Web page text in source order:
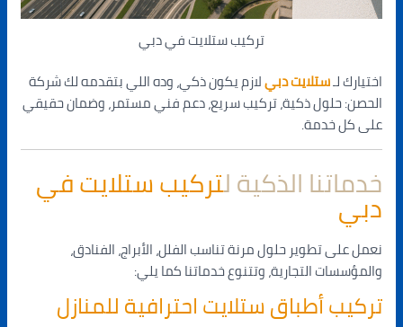
تركيب ستلايت في دبي
اختيارك لـستلايت دبيلازم يكون ذكي، وده اللي بتقدمه لك شركة
الحصن: حلول ذكية، تركيب سريع، دعم فني مستمر، وضمان حقيقي
على كل خدمة.
خدماتنا الذكية لتركيب ستلايت في
دبي
نعمل على تطوير حلول مرنة تناسب الفلل، الأبراج، الفنادق،
والمؤسسات التجارية، وتتنوع خدماتنا كما يلي:
تركيب أطباق ستلايت احترافية للمنازل